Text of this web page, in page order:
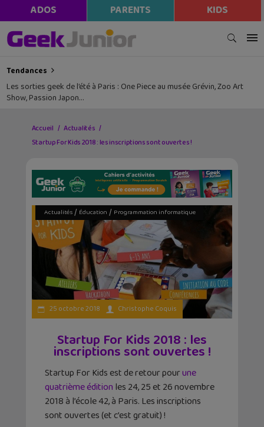
ADOS PARENTS KIDS
Tendances
Les sorties geek de l’été à Paris : One Piece au musée Grévin, Zoo Art
Show, Passion Japon…
Accueil
Actualités
Startup For Kids 2018 : les inscriptions sont ouvertes !
Actualités/ Éducation / Programmation informatique
25 octobre 2018 Christophe Coquis
Startup For Kids 2018 : les
inscriptions sont ouvertes !
Startup For Kids est de retour pourune
quatrième édition les 24, 25 et 26 novembre
2018 à l’école 42, à Paris. Les inscriptions
sont ouvertes (et c’est gratuit) !